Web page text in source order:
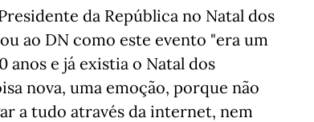
da República no Natal dos
ao DN como este evento "era um
anos e já existia o Natal dos
nova, uma emoção, porque não
a tudo através da internet, nem